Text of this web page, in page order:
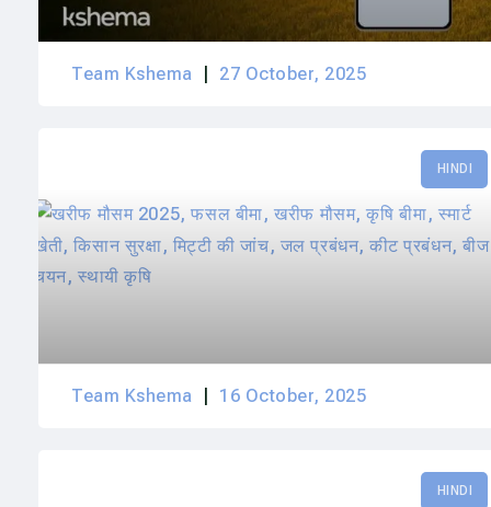
Team Kshema 27 October, 2025
HINDI
Team Kshema 16 October, 2025
HINDI